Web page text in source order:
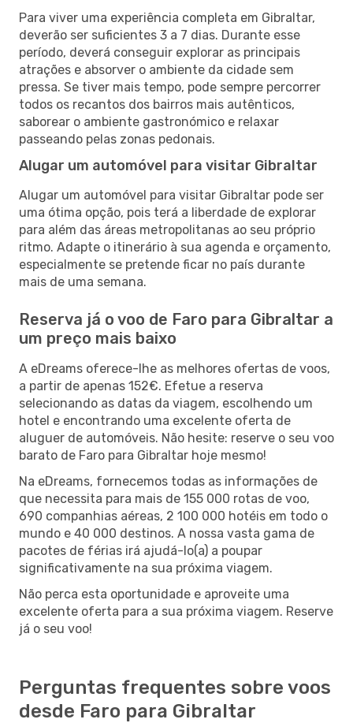
Para viver uma experiência completa em Gibraltar,
deverão ser suficientes 3 a 7 dias. Durante esse
período, deverá conseguir explorar as principais
atrações e absorver o ambiente da cidade sem
pressa. Se tiver mais tempo, pode sempre percorrer
todos os recantos dos bairros mais autênticos,
saborear o ambiente gastronómico e relaxar
passeando pelas zonas pedonais.
Alugar um automóvel para visitar Gibraltar
Alugar um automóvel para visitar Gibraltar pode ser
uma ótima opção, pois terá a liberdade de explorar
para além das áreas metropolitanas ao seu próprio
ritmo. Adapte o itinerário à sua agenda e orçamento,
especialmente se pretende ficar no país durante
mais de uma semana.
Reserva já o voo de Faro para Gibraltar a
um preço mais baixo
A eDreams oferece-lhe as melhores ofertas de voos,
a partir de apenas 152€. Efetue a reserva
selecionando as datas da viagem, escolhendo um
hotel e encontrando uma excelente oferta de
aluguer de automóveis. Não hesite: reserve o seu voo
barato de Faro para Gibraltar hoje mesmo!
Na eDreams, fornecemos todas as informações de
que necessita para mais de 155 000 rotas de voo,
690 companhias aéreas, 2 100 000 hotéis em todo o
mundo e 40 000 destinos. A nossa vasta gama de
pacotes de férias irá ajudá-lo(a) a poupar
significativamente na sua próxima viagem.
Não perca esta oportunidade e aproveite uma
excelente oferta para a sua próxima viagem. Reserve
já o seu voo!
Perguntas frequentes sobre voos
desde Faro para Gibraltar